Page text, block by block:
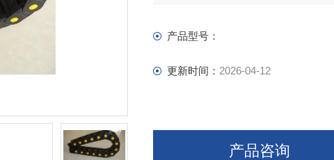
产品型号：
更新时间： 2026-04-12
产品咨询